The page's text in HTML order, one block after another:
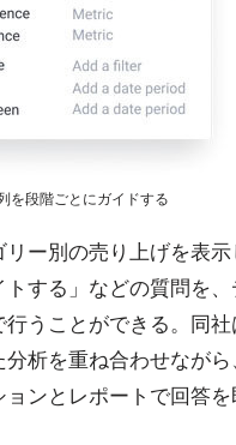
を段階ごとにガイドする
ー別の売り上げを表示
する」などの質問を、
うことができる。同社
析を重ね合わせなが
ョンとレポートで回答